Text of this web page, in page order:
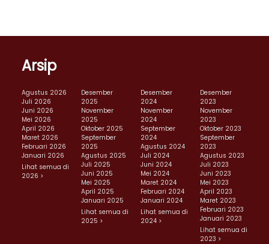
Arsip
Agustus 2026
Juli 2026
Juni 2026
Mei 2026
April 2026
Maret 2026
Februari 2026
Januari 2026
Lihat semua di
2026 >
Desember
2025
November
2025
Oktober 2025
September
2025
Agustus 2025
Juli 2025
Juni 2025
Mei 2025
April 2025
Januari 2025
Lihat semua di
2025 >
Desember
2024
November
2024
September
2024
Agustus 2024
Juli 2024
Juni 2024
Mei 2024
Maret 2024
Februari 2024
Januari 2024
Lihat semua di
2024 >
Desember
2023
November
2023
Oktober 2023
September
2023
Agustus 2023
Juli 2023
Juni 2023
Mei 2023
April 2023
Maret 2023
Februari 2023
Januari 2023
Lihat semua di
2023 >